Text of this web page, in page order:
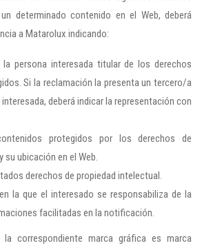
determinado contenido en el Web, deberá
a Matarolux indicando:
persona interesada titular de los derechos
Si la reclamación la presenta un tercero/a
deberá indicar la representación con
protegidos por los derechos de
su ubicación en el Web.
derechos de propiedad intelectual.
la que el interesado se responsabiliza de la
facilitadas en la notificación.
correspondiente marca gráfica es marca